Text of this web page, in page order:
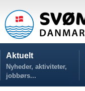
Aktuelt
Nyheder, aktiviteter,
jobbørs...